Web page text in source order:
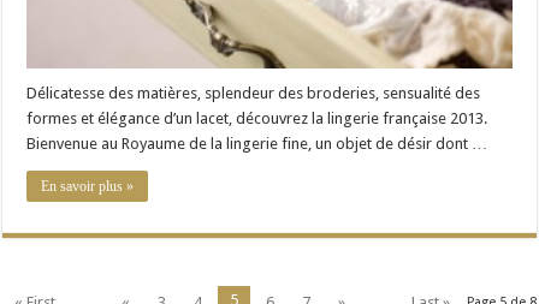
Délicatesse des matières, splendeur des broderies, sensualité des
formes et élégance d’un lacet, découvrez la lingerie française 2013.
Bienvenue au Royaume de la lingerie fine, un objet de désir dont …
En savoir plus »
5